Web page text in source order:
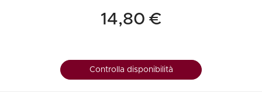
14,80 €
Controlla disponibilità